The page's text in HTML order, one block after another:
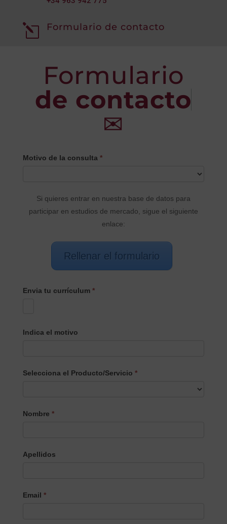
l Formulario de contacto
Formulario
de contacto
✉
CONTACTO
Motivo de la consulta *
Si quieres entrar en nuestra base de datos para
participar en estudios de mercado, sigue el siguiente
enlace:
Rellenar el formulario
Envia tu currículum *
Indica el motivo
Selecciona el Producto/Servicio *
el
Nombre *
Apellidos
Email *